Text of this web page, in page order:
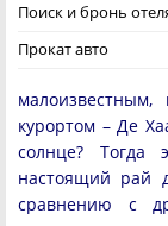
Поиск и бронь
Прокат авто
курортом – Де
солнце? Тогда
настоящий рай
сравнению с